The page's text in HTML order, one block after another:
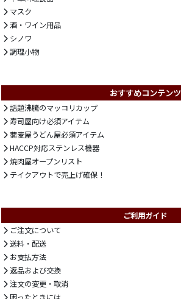
マスク
酒・ワイン用品
シノワ
調理小物
おすすめコンテンツ
話題沸騰のマッコリカップ
寿司屋向け必須アイテム
蕎麦屋うどん屋必須アイテム
HACCP対応ステンレス機器
焼肉屋オープンリスト
テイクアウトで売上げ確保！
ご利用ガイド
ご注文について
送料・配送
お支払方法
返品および交換
注文の変更・取消